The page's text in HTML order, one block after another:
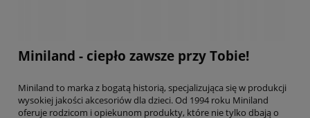
Miniland - ciepło zawsze przy Tobie!
Miniland to marka z bogatą historią, specjalizująca się w produkcji
wysokiej jakości akcesoriów dla dzieci. Od 1994 roku Miniland
oferuje rodzicom i opiekunom produkty, które nie tylko dbają o